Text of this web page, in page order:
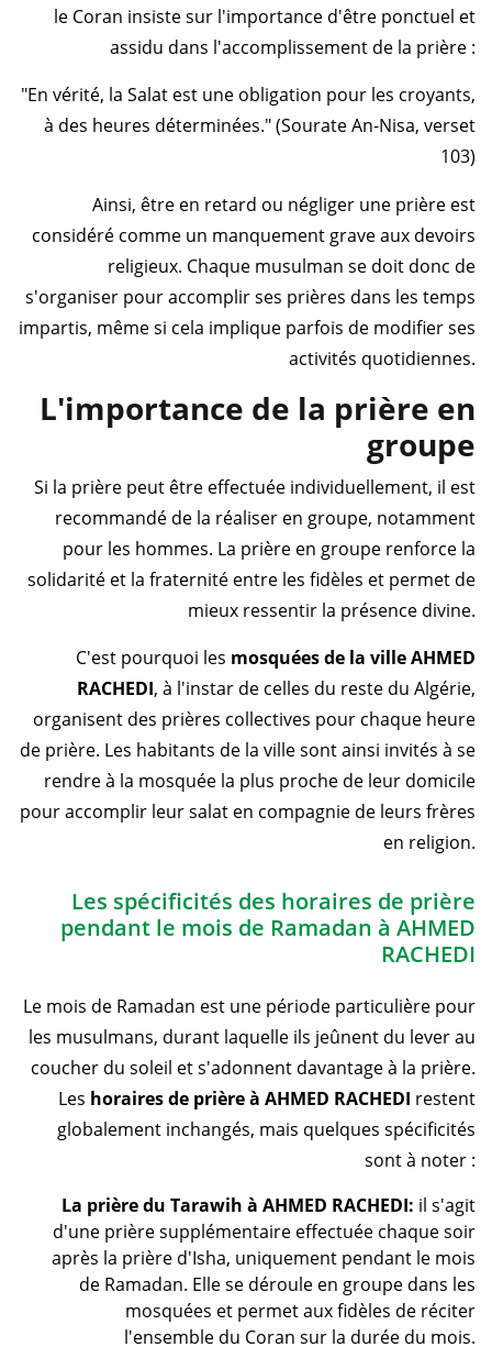
le Coran insiste sur l'importance d'être ponctuel et
assidu dans l'accomplissement de la prière :
"En vérité, la Salat est une obligation pour les croyants,
à des heures déterminées." (Sourate An-Nisa, verset
103)
Ainsi, être en retard ou négliger une prière est
considéré comme un manquement grave aux devoirs
religieux. Chaque musulman se doit donc de
s'organiser pour accomplir ses prières dans les temps
impartis, même si cela implique parfois de modifier ses
activités quotidiennes.
L'importance de la prière en
groupe
Si la prière peut être effectuée individuellement, il est
recommandé de la réaliser en groupe, notamment
pour les hommes. La prière en groupe renforce la
solidarité et la fraternité entre les fidèles et permet de
mieux ressentir la présence divine.
C'est pourquoi les mosquées de la ville AHMED
RACHEDI, à l'instar de celles du reste du Algérie,
organisent des prières collectives pour chaque heure
de prière. Les habitants de la ville sont ainsi invités à se
rendre à la mosquée la plus proche de leur domicile
pour accomplir leur salat en compagnie de leurs frères
en religion.
Les spécificités des horaires de prière
pendant le mois de Ramadan à AHMED
RACHEDI
Le mois de Ramadan est une période particulière pour
les musulmans, durant laquelle ils jeûnent du lever au
coucher du soleil et s'adonnent davantage à la prière.
Les horaires de prière à AHMED RACHEDI restent
globalement inchangés, mais quelques spécificités
sont à noter :
La prière du Tarawih à AHMED RACHEDI: il s'agit
d'une prière supplémentaire effectuée chaque soir
après la prière d'Isha, uniquement pendant le mois
de Ramadan. Elle se déroule en groupe dans les
mosquées et permet aux fidèles de réciter
l'ensemble du Coran sur la durée du mois.